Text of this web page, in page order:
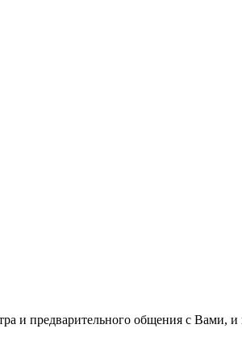
и предварительного общения с Вами,